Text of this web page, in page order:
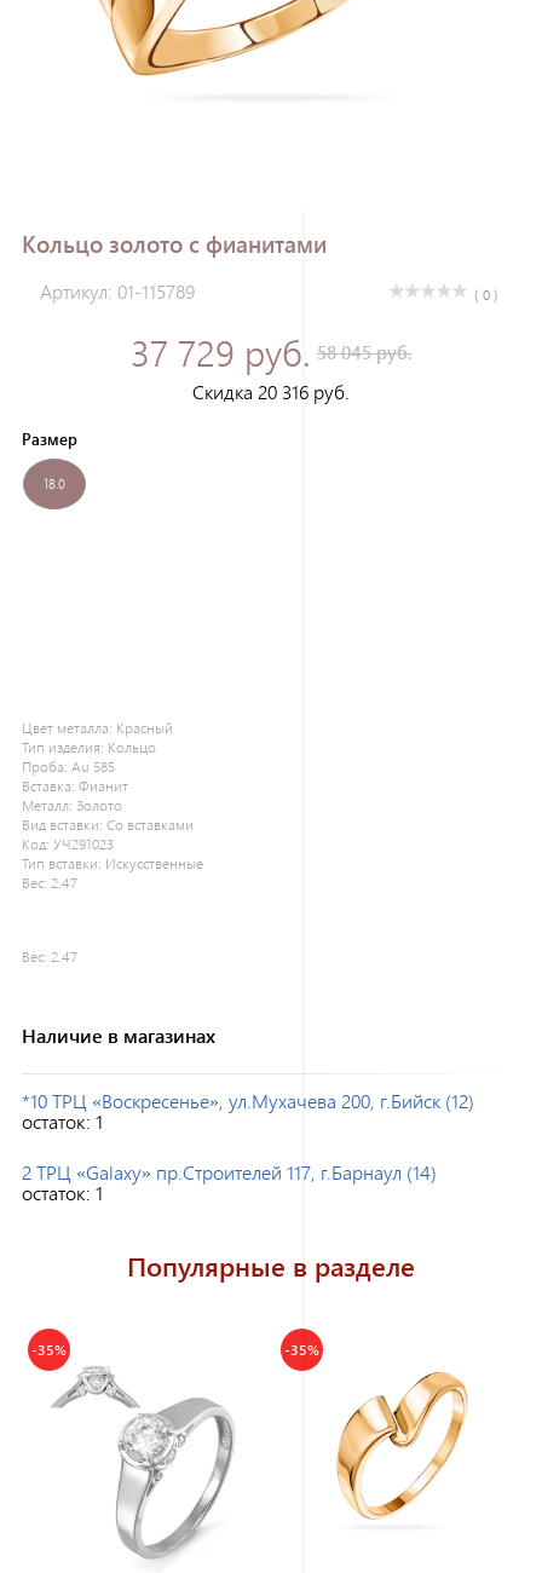
Кольцо золото с фианитами
Артикул: 01-115789 ( 0 )
37 729 руб. 58 045 руб.
Скидка 20 316 руб.
Размер
18.0
Цвет металла: Красный
Тип изделия: Кольцо
Проба: Au 585
Вставка: Фианит
Металл: Золото
Вид вставки: Со вставками
Код: УЧ291023
Тип вставки: Искусственные
Вес: 2.47
Вес: 2.47
Наличие в магазинах
*10 ТРЦ «Воскресенье», ул.Мухачева 200, г.Бийск (12)
остаток: 1
2 ТРЦ «Galaxy» пр.Строителей 117, г.Барнаул (14)
остаток: 1
Популярные в разделе
-35% -35%
Зарегистрироваться